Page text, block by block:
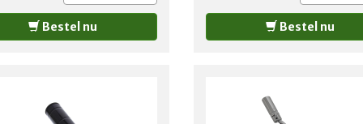
Bestel nu Bestel nu